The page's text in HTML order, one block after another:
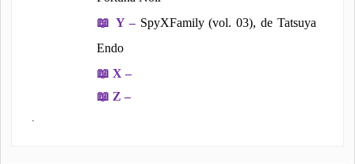
📖 Y – SpyXFamily (vol. 03), de Tatsuya
Endo
📖 X –
📖 Z –